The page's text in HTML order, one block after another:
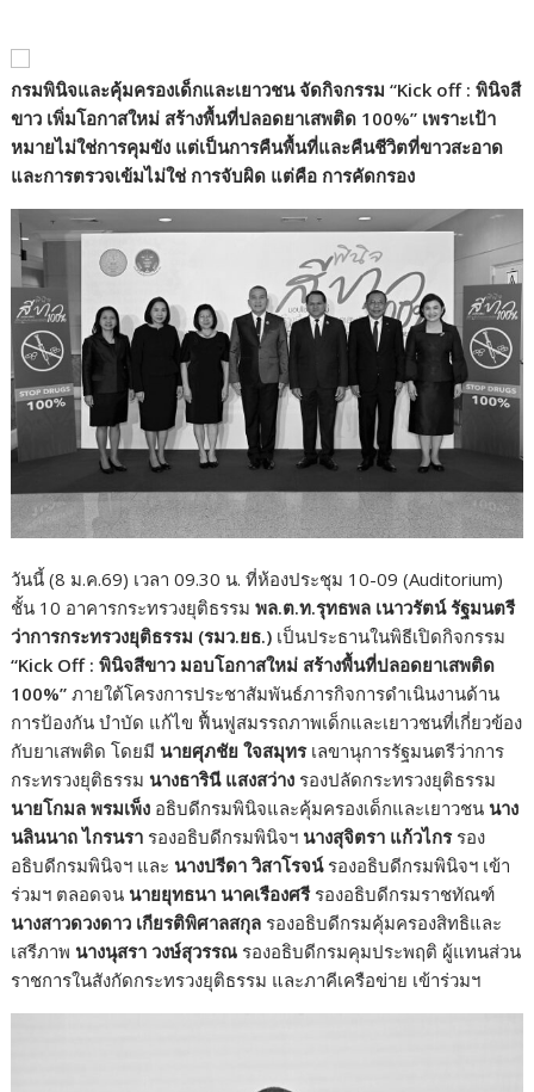
กรมพินิจและคุ้มครองเด็กและเยาวชน จัดกิจกรรม“Kick off :พินิจสี
ขาว เพิ่มโอกาสใหม่ สร้างพื้นที่ปลอดยาเสพติด 100%” เพราะเป้า
หมายไม่ใช่การคุมขัง แต่เป็นการคืนพื้นที่และคืนชีวิตที่ขาวสะอาด
และการตรวจเข้มไม่ใช่ การจับผิด แต่คือ การคัดกรอง
วันนี้ (8 ม.ค.69) เวลา 09.30 น. ที่ห้องประชุม 10-09 (Auditorium)
ชั้น 10 อาคารกระทรวงยุติธรรมพล.ต.ท.รุทธพล เนาวรัตน์ รัฐมนตรี
ว่าการกระทรวงยุติธรรม (รมว.ยธ.) เป็นประธานในพิธีเปิดกิจกรรม
“Kick Off :พินิจสีขาว มอบโอกาสใหม่ สร้างพื้นที่ปลอดยาเสพติด
100%” ภายใต้โครงการประชาสัมพันธ์ภารกิจการดำเนินงานด้าน
การป้องกัน บำบัด แก้ไข ฟื้นฟูสมรรถภาพเด็กและเยาวชนที่เกี่ยวข้อง
กับยาเสพติด โดยมี นายศุภชัย ใจสมุทรเลขานุการรัฐมนตรีว่าการ
กระทรวงยุติธรรม นางธารินี แสงสว่าง รองปลัดกระทรวงยุติธรรม
นายโกมล พรมเพ็ง อธิบดีกรมพินิจและคุ้มครองเด็กและเยาวชน นาง
นลินนาถ ไกรนรา รองอธิบดีกรมพินิจฯ นางสุจิตรา แก้วไกรรอง
อธิบดีกรมพินิจฯ และ นางปรีดา วิสาโรจน์รองอธิบดีกรมพินิจฯ เข้า
ร่วมฯ ตลอดจน นายยุทธนา นาคเรืองศรีรองอธิบดีกรมราชทัณฑ์
นางสาวดวงดาว เกียรติพิศาลสกุล รองอธิบดีกรมคุ้มครองสิทธิและ
เสรีภาพ นางนุสรา วงษ์สุวรรณ รองอธิบดีกรมคุมประพฤติ ผู้แทนส่วน
ราชการในสังกัดกระทรวงยุติธรรม และภาคีเครือข่าย เข้าร่วมฯ